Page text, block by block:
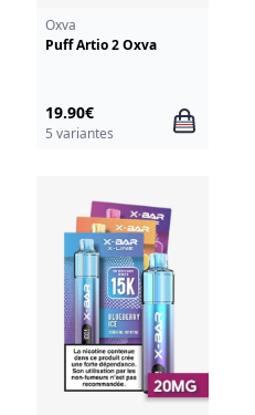
Oxva
Puff Artio 2 Oxva
19.90€
5 variantes